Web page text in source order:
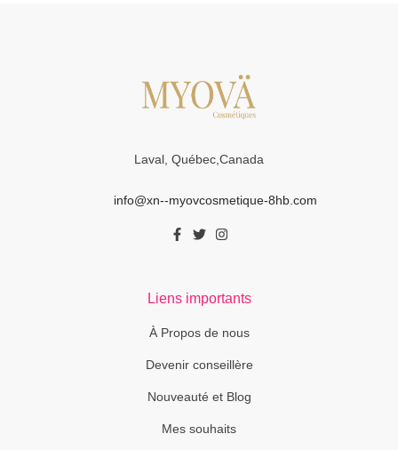
Laval, Québec,Canada
info@xn--myovcosmetique-8hb.com
Liens importants
À Propos de nous
Devenir conseillère
Nouveauté et Blog
Mes souhaits